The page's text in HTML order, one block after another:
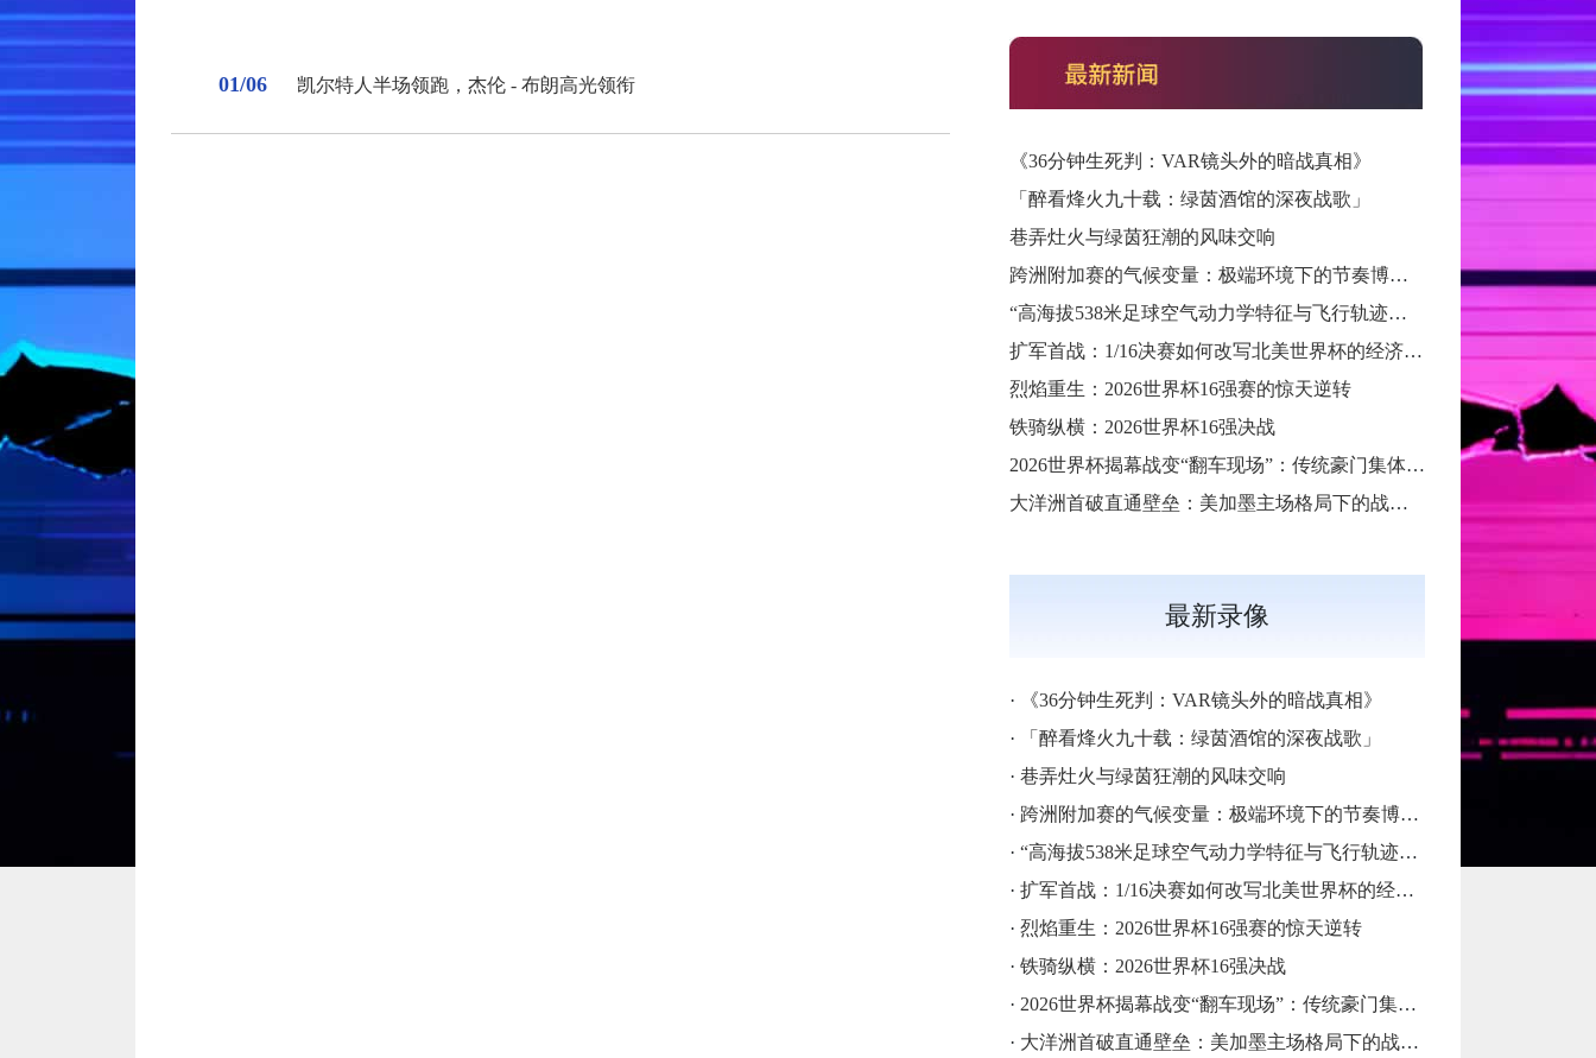
01/06 凯尔特人半场领跑，杰伦 - 布朗高光领衔
《36分钟生死判：VAR镜头外的暗战真相》
「醉看烽火九十载：绿茵酒馆的深夜战歌」
巷弄灶火与绿茵狂潮的风味交响
跨洲附加赛的气候变量：极端环境下的节奏博弈与战术自适应
“高海拔538米足球空气动力学特征与飞行轨迹调控机制——以2026世界杯BBVA球场为实证场景”
扩军首战：1/16决赛如何改写北美世界杯的经济版图
烈焰重生：2026世界杯16强赛的惊天逆转
铁骑纵横：2026世界杯16强决战
2026世界杯揭幕战变“翻车现场”：传统豪门集体遇险
大洋洲首破直通壁垒：美加墨主场格局下的战术体系重构
最新录像
·
《36分钟生死判：VAR镜头外的暗战真相》
·
「醉看烽火九十载：绿茵酒馆的深夜战歌」
· 巷弄灶火与绿茵狂潮的风味交响
· 跨洲附加赛的气候变量：极端环境下的节奏博弈与战术自适应
· “高海拔538米足球空气动力学特征与飞行轨迹调控机制——以2026世界杯BBVA球场为实证场景”
· 扩军首战：1/16决赛如何改写北美世界杯的经济版图
· 烈焰重生：2026世界杯16强赛的惊天逆转
· 铁骑纵横：2026世界杯16强决战
· 2026世界杯揭幕战变“翻车现场”：传统豪门集体遇险
· 大洋洲首破直通壁垒：美加墨主场格局下的战术体系重构